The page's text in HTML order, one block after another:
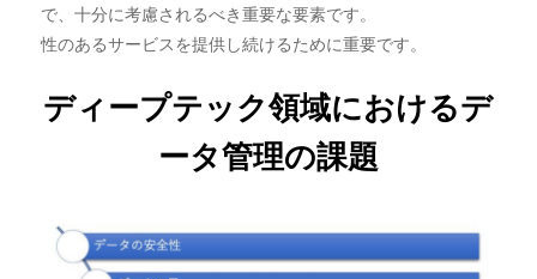
で、十分に考慮されるべき重要な要素です。
性のあるサービスを提供し続けるために重要です。
ディープテック領域におけるデ
ータ管理の課題